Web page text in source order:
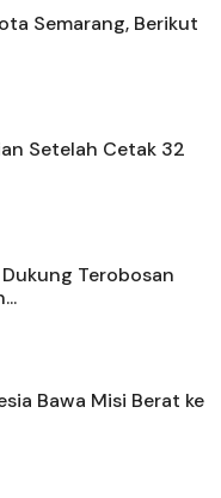
Semarang, Berikut
Setelah Cetak 32
Terobosan
Bawa Misi Berat ke